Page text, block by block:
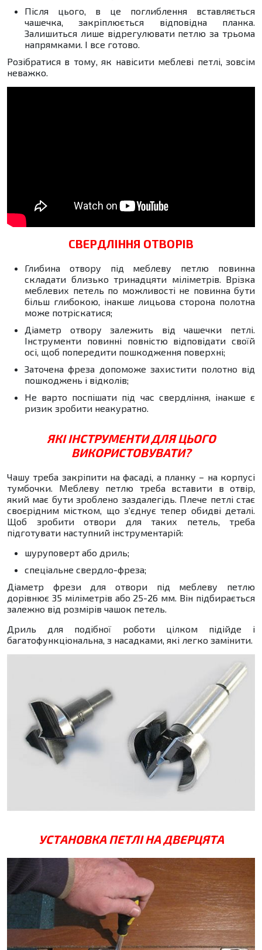
Після цього, в це поглиблення вставляється
чашечка, закріплюється відповідна планка.
Залишиться лише відрегулювати петлю за трьома
напрямками. І все готово.
Розібратися в тому, як навісити меблеві петлі, зовсім
неважко.
СВЕРДЛІННЯ ОТВОРІВ
Глибина отвору під меблеву петлю повинна
складати близько тринадцяти міліметрів. Врізка
меблевих петель по можливості не повинна бути
більш глибокою, інакше лицьова сторона полотна
може потріскатися;
Діаметр отвору залежить від чашечки петлі.
Інструменти повинні повністю відповідати своїй
осі, щоб попередити пошкодження поверхні;
Заточена фреза допоможе захистити полотно від
пошкоджень і відколів;
Не варто поспішати під час свердління, інакше є
ризик зробити неакуратно.
ЯКІ ІНСТРУМЕНТИ ДЛЯ ЦЬОГО
ВИКОРИСТОВУВАТИ?
Чашу треба закріпити на фасаді, а планку – на корпусі
тумбочки. Меблеву петлю треба вставити в отвір,
який має бути зроблено заздалегідь. Плече петлі стає
своєрідним містком, що з’єднує тепер обидві деталі.
Щоб зробити отвори для таких петель, треба
підготувати наступний інструментарій:
шуруповерт або дриль;
спеціальне свердло-фреза;
Діаметр фрези для отвори під меблеву петлю
дорівнює 35 міліметрів або 25-26 мм. Він підбирається
залежно від розмірів чашок петель.
Дриль для подібної роботи цілком підійде і
багатофункціональна, з насадками, які легко замінити.
УСТАНОВКА ПЕТЛІ НА ДВЕРЦЯТА